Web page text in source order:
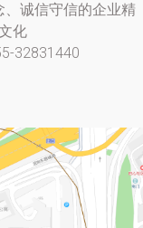
诚信守信的企业精
化
32831440